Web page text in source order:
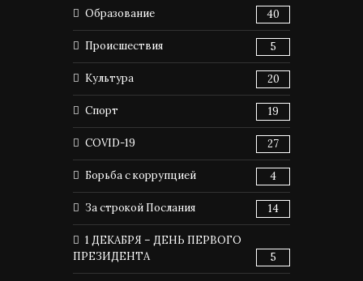
Образование 40
Происшествия 5
Культура 20
Спорт 19
COVID-19 27
Борьба с коррупцией 4
За строкой Послания 14
1 ДЕКАБРЯ – ДЕНЬ ПЕРВОГО
ПРЕЗИДЕНТА
5